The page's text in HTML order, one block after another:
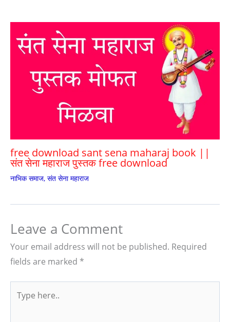
free download sant sena maharaj book ||
संत सेना महाराज पुस्तक free download
नाभिक समाज, संत सेना महाराज
Leave a Comment
Your email address will not be published. Required
fields are marked *
here..